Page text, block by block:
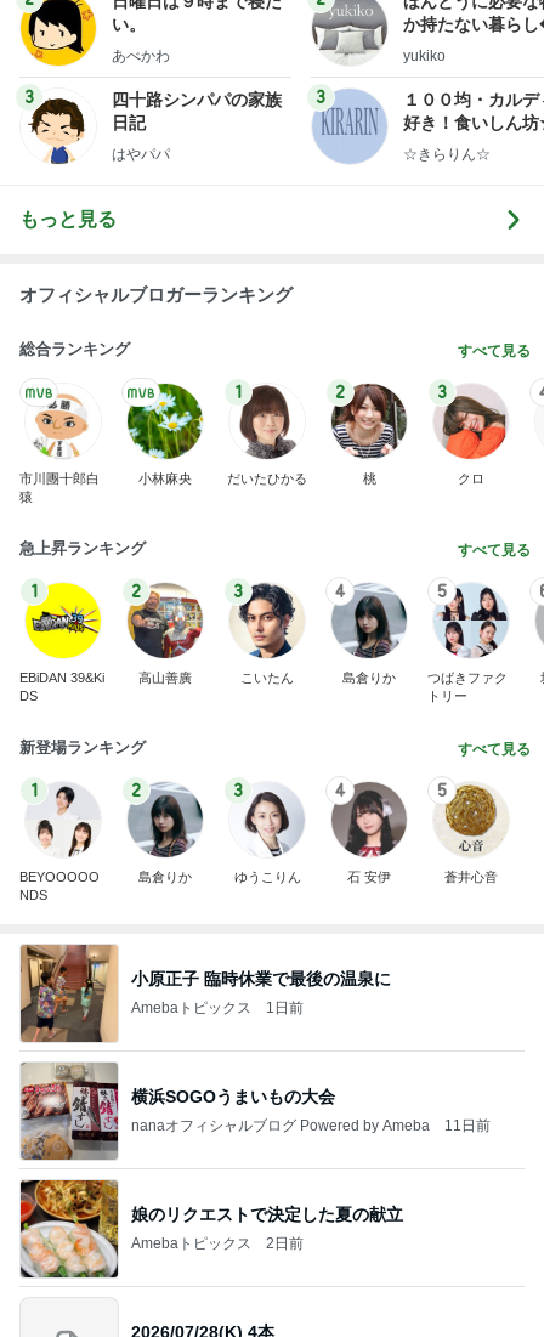
い。
あべかわ
3
四十路シンパパの家族
日記
はやパパ
か持たない暮ら
ep Life Simple◆
yukiko
3
１００均・カルデ
好き！食いしん
らりん☆のブログ
☆きらりん☆
もっと見る
オフィシャルブロガーランキング
総合ランキング すべて見る
市川團十郎白
猿
小林麻央
1
だいたひかる
2
桃
3
クロ
急上昇ランキング すべて見る
1
EBiDAN 39&Ki
DS
2
高山善廣
3
こいたん
4
島倉りか
5
つばきファク
トリー
新登場ランキング すべて見る
1
BEYOOOOO
NDS
2
島倉りか
3
ゆうこりん
4
石 安伊
5
蒼井心音
小原正子 臨時休業で最後の温泉に
Amebaトピックス 1日前
横浜SOGOうまいもの大会
nanaオフィシャルブログ Powered by Ameba 11日前
娘のリクエストで決定した夏の献立
Amebaトピックス 2日前
2026/07/28(K) 4本